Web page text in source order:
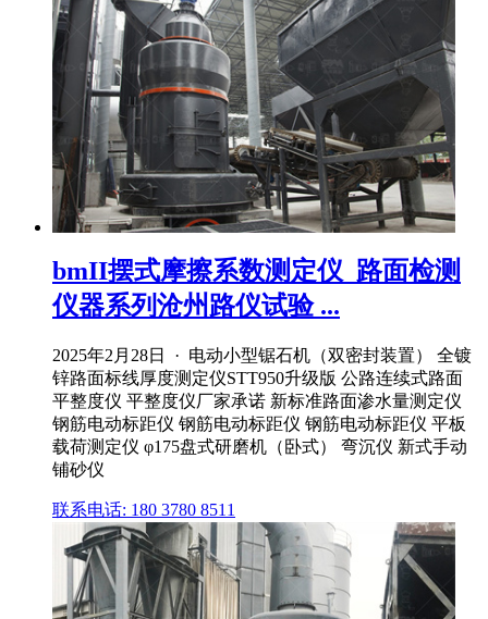
bmII摆式摩擦系数测定仪_路面检测
仪器系列沧州路仪试验 ...
2025年2月28日 · 电动小型锯石机（双密封装置） 全镀
锌路面标线厚度测定仪STT950升级版 公路连续式路面
平整度仪 平整度仪厂家承诺 新标准路面渗水量测定仪
钢筋电动标距仪 钢筋电动标距仪 钢筋电动标距仪 平板
载荷测定仪 φ175盘式研磨机（卧式） 弯沉仪 新式手动
铺砂仪
联系电话: 180 3780 8511